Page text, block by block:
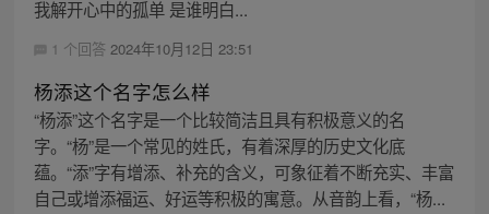
我解开心中的孤单 是谁明白...
1 个回答 2024年10月12日 23:51
杨添这个名字怎么样
“杨添”这个名字是一个比较简洁且具有积极意义的名
字。“杨”是一个常见的姓氏，有着深厚的历史文化底
蕴。“添”字有增添、补充的含义，可象征着不断充实、丰富
自己或增添福运、好运等积极的寓意。从音韵上看，“杨...